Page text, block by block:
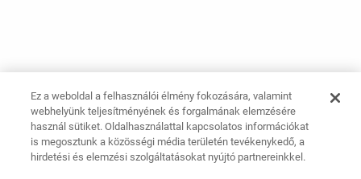
Ez a weboldal a felhasználói élmény fokozására, valamint
webhelyünk teljesítményének és forgalmának elemzésére
használ sütiket. Oldalhasználattal kapcsolatos információkat
is megosztunk a közösségi média területén tevékenykedő, a
hirdetési és elemzési szolgáltatásokat nyújtó partnereinkkel.